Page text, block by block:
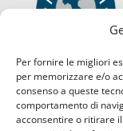
Per fornire le migliori
per memorizzare e/o
consenso a queste
comportamento di
acconsentire o ritirare